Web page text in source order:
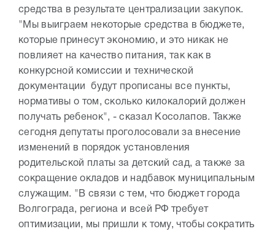
средства в результате централизации закупок.
"Мы выиграем некоторые средства в бюджете,
которые принесут экономию, и это никак не
повлияет на качество питания, так как в
конкурсной комиссии и технической
документации будут прописаны все пункты,
нормативы о том, сколько килокалорий должен
получать ребенок", - сказал Косолапов. Также
сегодня депутаты проголосовали за внесение
изменений в порядок установления
родительской платы за детский сад, а также за
сокращение окладов и надбавок муниципальным
служащим. "В связи с тем, что бюджет города
Волгограда, региона и всей РФ требует
оптимизации, мы пришли к тому, чтобы сократить